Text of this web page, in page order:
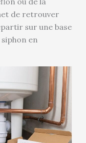
de retrouver
sur une base
en